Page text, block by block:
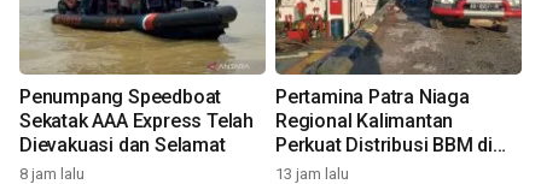
Penumpang Speedboat
Sekatak AAA Express Telah
Dievakuasi dan Selamat
8 jam lalu
Pertamina Patra Niaga
Regional Kalimantan
Perkuat Distribusi BBM di
Nunukan
13 jam lalu